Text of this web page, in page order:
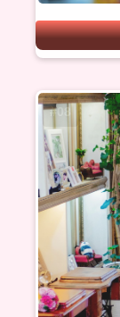
#08